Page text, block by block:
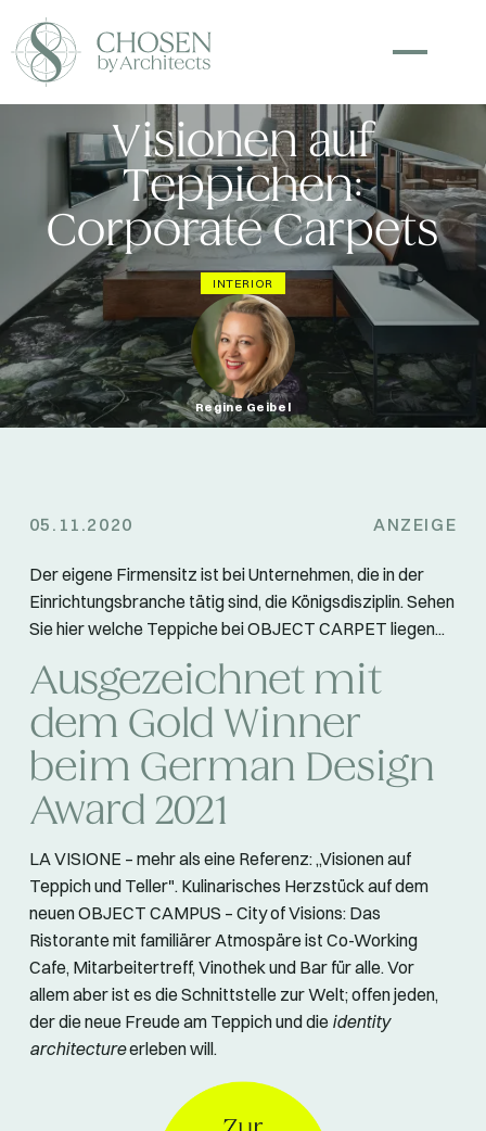
Visionen auf
Teppichen:
Corporate Carpets
INTERIOR
Regine Geibel
05.11.2020 ANZEIGE
Der eigene Firmensitz ist bei Unternehmen, die in der
Einrichtungsbranche tätig sind, die Königsdisziplin. Sehen
Sie hier welche Teppiche bei OBJECT CARPET liegen...
Ausgezeichnet mit
dem Gold Winner
beim German Design
Award 2021
LA VISIONE – mehr als eine Referenz: „Visionen auf
Teppich und Teller". Kulinarisches Herzstück auf dem
neuen OBJECT CAMPUS – City of Visions: Das
Ristorante mit familiärer Atmospäre ist Co-Working
Cafe, Mitarbeitertreff, Vinothek und Bar für alle. Vor
allem aber ist es die Schnittstelle zur Welt; offen jeden,
der die neue Freude am Teppich und die identity
architectureerleben will.